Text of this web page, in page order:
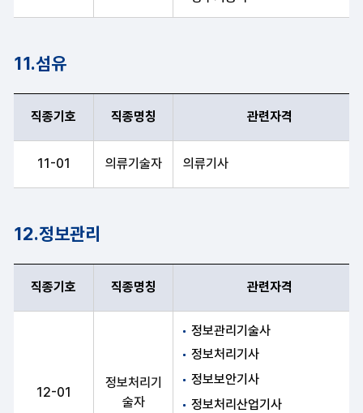
11.섬유
직종기호 직종명칭 관련자격
11-01 의류기술자 의류기사
12.정보관리
직종기호, 직종명칭, 관련자격 항목 순으로 정보관리 안내표
직종기호 직종명칭 관련자격
12-01
정보처리기
술자
정보관리기술사
정보처리기사
정보보안기사
정보처리산업기사